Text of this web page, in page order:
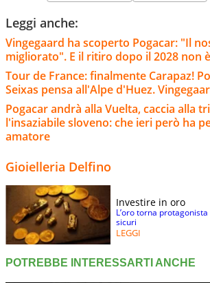
Leggi anche:
Vingegaard ha scoperto Pogacar: "Il
migliorato". E il ritiro dopo il 2028 non
Tour de France: finalmente Carapaz!
Seixas pensa all'Alpe d'Huez.
Pogacar andrà alla Vuelta, caccia alla
l'insaziabile sloveno: che ieri però ha
amatore
Gioielleria Delfino
Investire in oro
L’oro torna
sicuri
LEGGI